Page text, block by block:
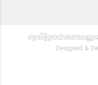
រក្សាសិទ្ធិគ្រប់យ៉ាងដោយបណ្ណ
Designed &